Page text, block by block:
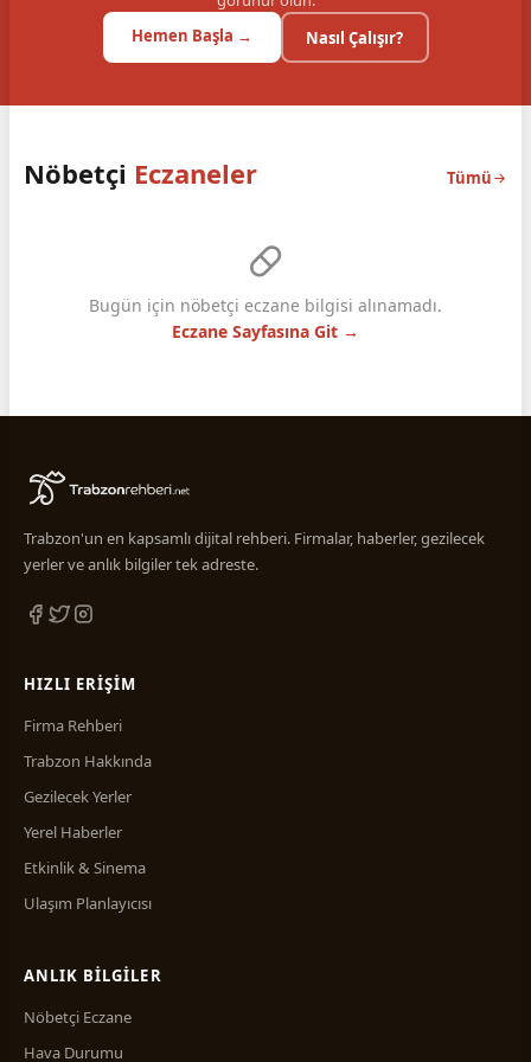
Hemen Başla →
Nasıl Çalışır?
Nöbetçi Eczaneler Tümü
Bugün için nöbetçi eczane bilgisi alınamadı.
Eczane Sayfasına Git →
Trabzon'un en kapsamlı dijital rehberi. Firmalar, haberler, gezilecek
yerler ve anlık bilgiler tek adreste.
HIZLI ERIŞIM
Firma Rehberi
Trabzon Hakkında
Gezilecek Yerler
Yerel Haberler
Etkinlik & Sinema
Ulaşım Planlayıcısı
ANLIK BILGILER
Nöbetçi Eczane
Hava Durumu